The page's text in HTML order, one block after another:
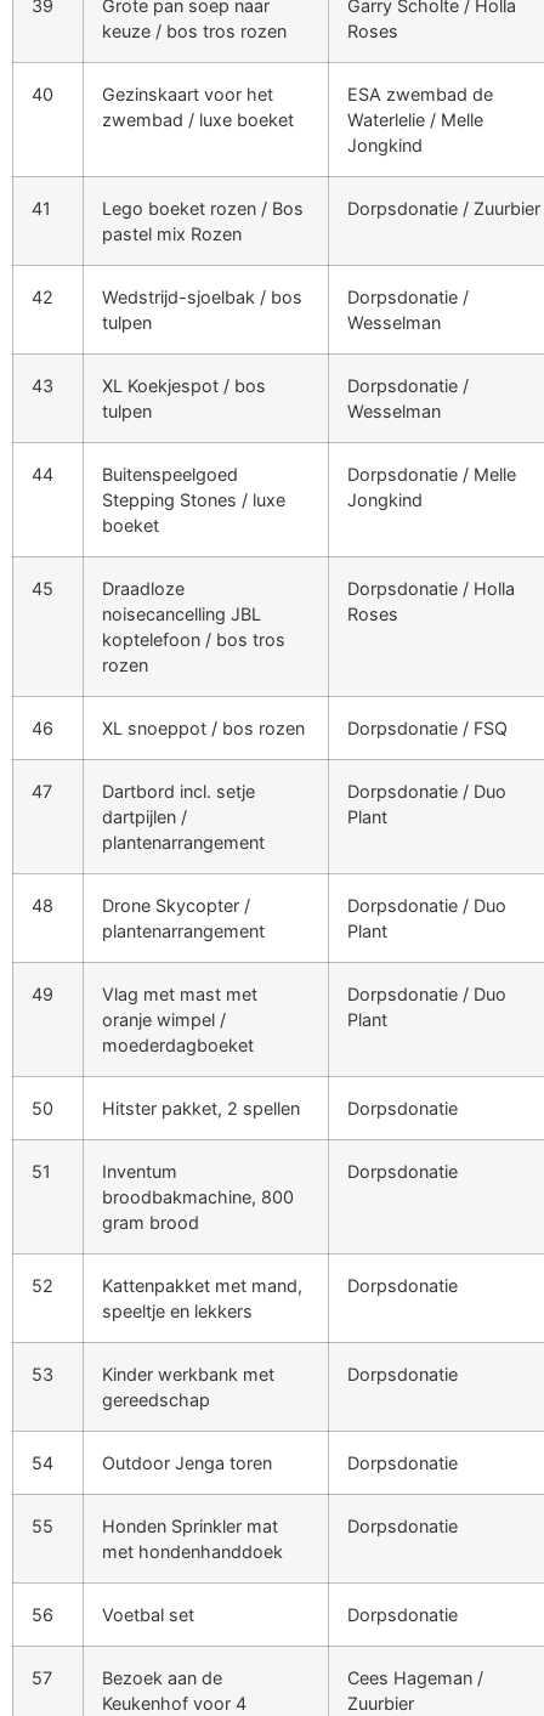
39
Grote pan soep naar
keuze / bos tros rozen
Garry Scholte / Holla
Roses
40
Gezinskaart voor het
zwembad / luxe boeket
ESA zwembad de
Waterlelie / Melle
Jongkind
41
Lego boeket rozen / Bos
pastel mix Rozen
Dorpsdonatie / Zuurbier
42
Wedstrijd-sjoelbak / bos
tulpen
Dorpsdonatie /
Wesselman
43
XL Koekjespot / bos
tulpen
Dorpsdonatie /
Wesselman
44
Buitenspeelgoed
Stepping Stones / luxe
boeket
Dorpsdonatie / Melle
Jongkind
45
Draadloze
noisecancelling JBL
koptelefoon / bos tros
rozen
Dorpsdonatie / Holla
Roses
46 XL snoeppot / bos rozen Dorpsdonatie / FSQ
47
Dartbord incl. setje
dartpijlen /
plantenarrangement
Dorpsdonatie / Duo
Plant
48
Drone Skycopter /
plantenarrangement
Dorpsdonatie / Duo
Plant
49
Vlag met mast met
oranje wimpel /
moederdagboeket
Dorpsdonatie / Duo
Plant
50 Hitster pakket, 2 spellen Dorpsdonatie
51
Inventum
broodbakmachine, 800
gram brood
Dorpsdonatie
52
Kattenpakket met mand,
speeltje en lekkers
Dorpsdonatie
53
Kinder werkbank met
gereedschap
Dorpsdonatie
54 Outdoor Jenga toren Dorpsdonatie
55
Honden Sprinkler mat
met hondenhanddoek
Dorpsdonatie
56 Voetbal set Dorpsdonatie
57
Bezoek aan de
Keukenhof voor 4
Cees Hageman /
Zuurbier